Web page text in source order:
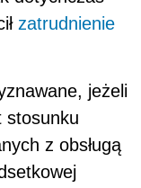
zatrudnienie
jeżeli
stosunku
z obsługą